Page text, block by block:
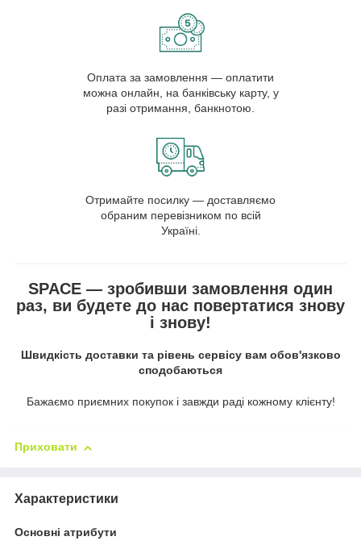
Оплата за замовлення — оплатити
можна онлайн, на банківську карту, у
разі отримання, банкнотою.
Отримайте посилку — доставляємо
обраним перевізником по всій
Україні.
SPACE — зробивши замовлення один
раз, ви будете до нас повертатися знову
і знову!
Швидкість доставки та рівень сервісу вам обов'язково
сподобаються
Бажаємо приємних покупок і завжди раді кожному клієнту!
Приховати
Характеристики
Основні атрибути